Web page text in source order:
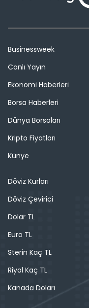
Businessweek
Canlı Yayın
Ekonomi Haberleri
Borsa Haberleri
Dünya Borsaları
Kripto Fiyatları
Künye
Döviz Kurları
Döviz Çevirici
Dolar TL
Euro TL
Sterin Kaç TL
Riyal Kaç TL
Kanada Doları